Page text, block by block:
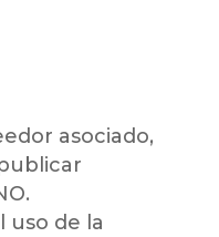
asociado,
uso de la